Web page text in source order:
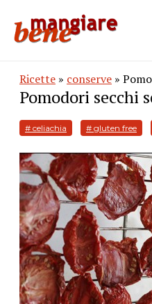
Ricette » conserve »
Pomodori secchi
# celiachia # gluten free